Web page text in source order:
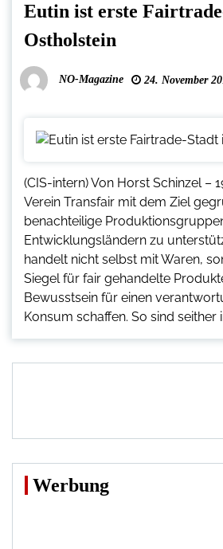
Eutin ist erste
Ostholstein
NO-Magazine 24. November
(CIS-intern) Von Horst Schinzel –
Verein Transfair mit dem Ziel
benachteilige
Entwicklungsländern zu
handelt nicht selbst mit Waren,
Siegel für fair gehandelte
Bewusstsein für einen
Konsum schaffen. So sind seither
Werbung